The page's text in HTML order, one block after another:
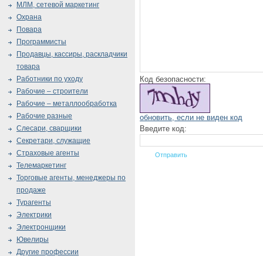
Код безопасности:
обновить, если не виден код
Введите код:
МЛМ, сетевой маркетинг
Охрана
Повара
Программисты
Продавцы, кассиры, раскладчики
товара
Работники по уходу
Рабочие – строители
Рабочие – металлообработка
Рабочие разные
Слесари, сварщики
Секретари, служащие
Страховые агенты
Телемаркетинг
Торговые агенты, менеджеры по
продаже
Турагенты
Электрики
Электронщики
Ювелиры
Другие профессии